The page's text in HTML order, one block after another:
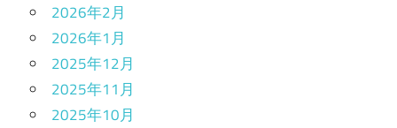
2026年2月
2026年1月
2025年12月
2025年11月
2025年10月